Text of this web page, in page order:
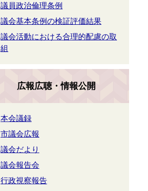
議員政治倫理条例
議会基本条例の検証評価結果
議会活動における合理的配慮の取
組
広報広聴・情報公開
本会議録
市議会広報
議会だより
議会報告会
行政視察報告